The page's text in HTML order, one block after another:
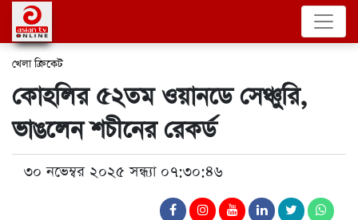
খেলা ক্রিকেট
কোহলির ৫২তম ওয়ানডে সেঞ্চুরি,
ভাঙলেন শচীনের রেকর্ড
৩০ নভেম্বর ২০২৫ সন্ধ্যা ০৭:৩০:৪৬